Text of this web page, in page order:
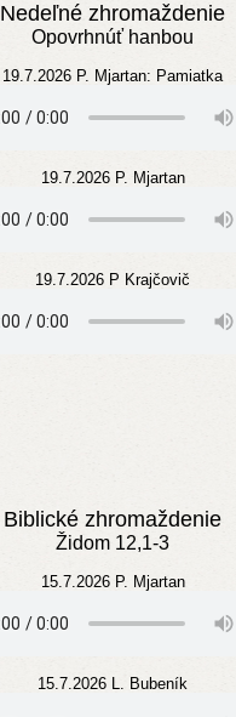
Nedeľné zhromaždenie
Opovrhnúť hanbou
19.7.2026 P. Mjartan: Pamiatka
19.7.2026 P. Mjartan
19.7.2026 P Krajčovič
Biblické zhromaždenie
Židom 12,1-3
15.7.2026 P. Mjartan
15.7.2026 L. Bubeník